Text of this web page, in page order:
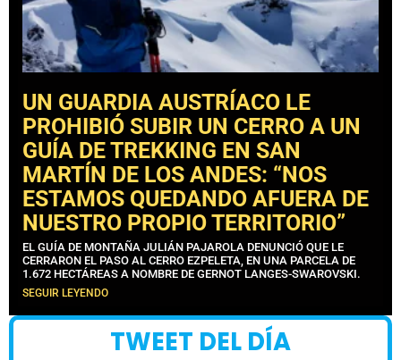
UN GUARDIA AUSTRÍACO LE
PROHIBIÓ SUBIR UN CERRO A UN
GUÍA DE TREKKING EN SAN
MARTÍN DE LOS ANDES: “NOS
ESTAMOS QUEDANDO AFUERA DE
NUESTRO PROPIO TERRITORIO”
EL GUÍA DE MONTAÑA JULIÁN PAJAROLA DENUNCIÓ QUE LE
CERRARON EL PASO AL CERRO EZPELETA, EN UNA PARCELA DE
1.672 HECTÁREAS A NOMBRE DE GERNOT LANGES-SWAROVSKI.
SEGUIR LEYENDO
TWEET DEL DÍA